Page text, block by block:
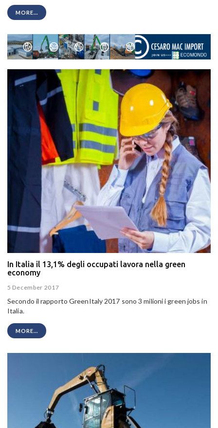
MORE...
In Italia il 13,1% degli occupati lavora nella green
economy
5 December 2017
Secondo il rapporto GreenItaly 2017 sono 3 milioni i green jobs in
Italia.
MORE...